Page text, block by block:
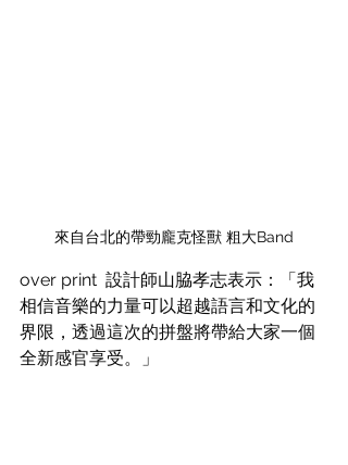
來自台北的帶勁龐克怪獸 粗大Band
over print  設計師山脇孝志表示：「我
相信音樂的力量可以超越語言和文化的
界限，透過這次的拼盤將帶給大家一個
全新感官享受。」